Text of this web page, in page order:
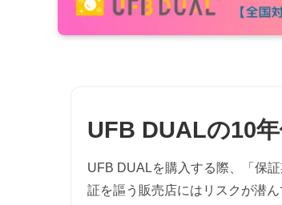
UFB DUALの10
UFB DUALを購入する際、「保
証を謳う販売店にはリスクが潜